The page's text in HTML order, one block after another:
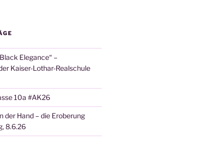
Elegance“ –
Kaiser-Lothar-Realschule
10a #AK26
der Hand – die Eroberung
8.6.26